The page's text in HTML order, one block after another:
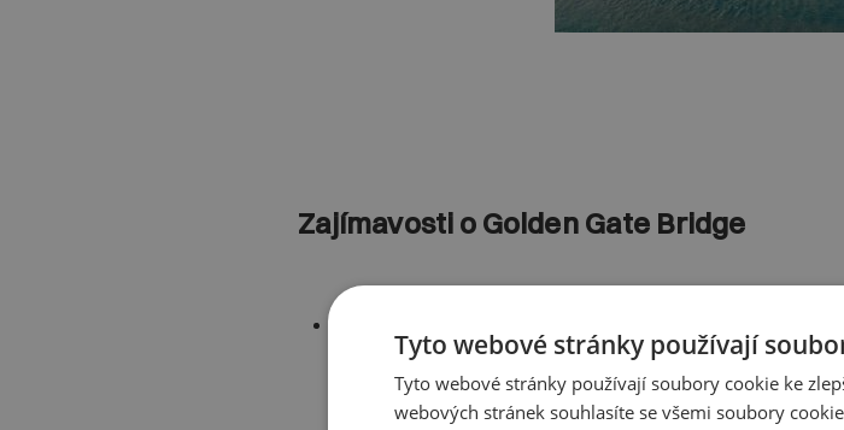
Zajímavosti o Golden Gate Bridge
Golden Gate Bridge má v názvu zlatou, přesto je
ve které je postaven. Ta své jméno převzala od
úžinu v Istanbulu.
Tyto webové stránky používají
Tyto webové stránky používají soubory cookie ke
webových stránek souhlasíte se všemi soubory